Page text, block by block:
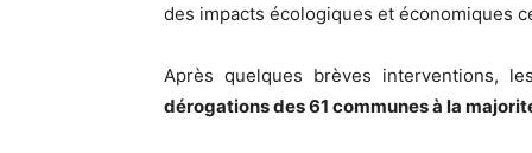
des impacts écologiques et économiques
Après quelques brèves interventions,
dérogations des 61 communes à la